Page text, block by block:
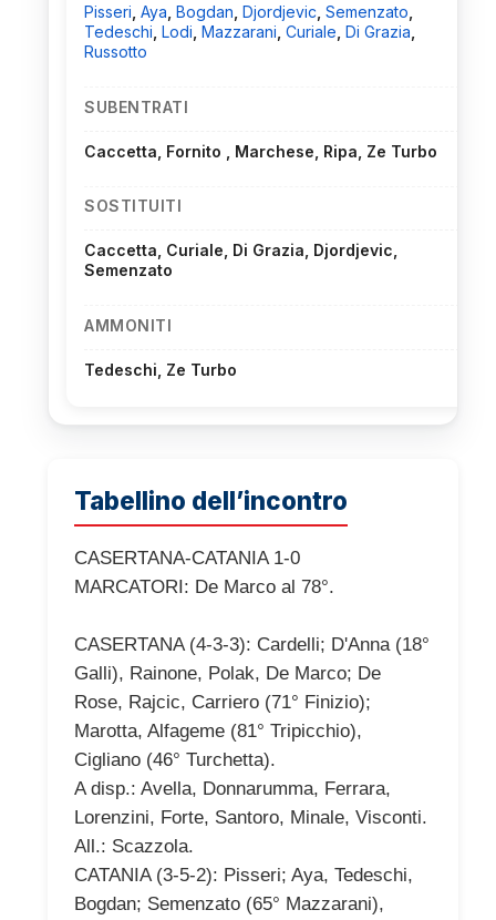
Pisseri Aya Bogdan Djordjevic Semenzato
Tedeschi Lodi Mazzarani Curiale Di Grazia
Russotto
SUBENTRATI
Caccetta, Fornito , Marchese, Ripa, Ze Turbo
SOSTITUITI
Caccetta, Curiale, Di Grazia, Djordjevic,
Semenzato
AMMONITI
Tedeschi, Ze Turbo
Tabellino dell’incontro
CASERTANA-CATANIA 1-0
MARCATORI: De Marco al 78°.
CASERTANA (4-3-3): Cardelli; D'Anna (18°
Galli), Rainone, Polak, De Marco; De
Rose, Rajcic, Carriero (71° Finizio);
Marotta, Alfageme (81° Tripicchio),
Cigliano (46° Turchetta).
A disp.: Avella, Donnarumma, Ferrara,
Lorenzini, Forte, Santoro, Minale, Visconti.
All.: Scazzola.
CATANIA (3-5-2): Pisseri; Aya, Tedeschi,
Bogdan; Semenzato (65° Mazzarani),